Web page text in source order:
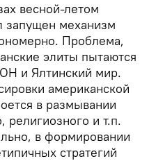
весной-летом
механизм
Проблема,
элиты пытаются
и Ялтинский мир.
американской
в размывании
религиозного и т.п.
в формировании
стратегий